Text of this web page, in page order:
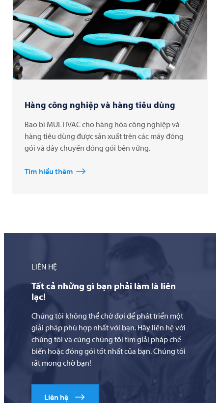
Hàng công nghiệp và hàng tiêu dùng
Bao bì MULTIVAC cho hàng hóa công nghiệp và
hàng tiêu dùng được sản xuất trên các máy đóng
gói và dây chuyền đóng gói bền vững.
Tìm hiểu thêm
LIÊN HỆ
Tất cả những gì bạn phải làm là liên
lạc!
Chúng tôi không thể chờ đợi để phát triển một
giải pháp phù hợp nhất với bạn. Hãy liên hệ với
chúng tôi và cùng chúng tôi tìm giải pháp chế
biến hoặc đóng gói tốt nhất của bạn. Chúng tôi
rất mong chờ bạn!
Liên hệ